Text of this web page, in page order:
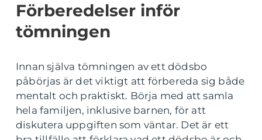
Förberedelser inför
tömningen
Innan själva tömningen av ett dödsbo
påbörjas är det viktigt att förbereda sig både
mentalt och praktiskt. Börja med att samla
hela familjen, inklusive barnen, för att
diskutera uppgiften som väntar. Det är ett